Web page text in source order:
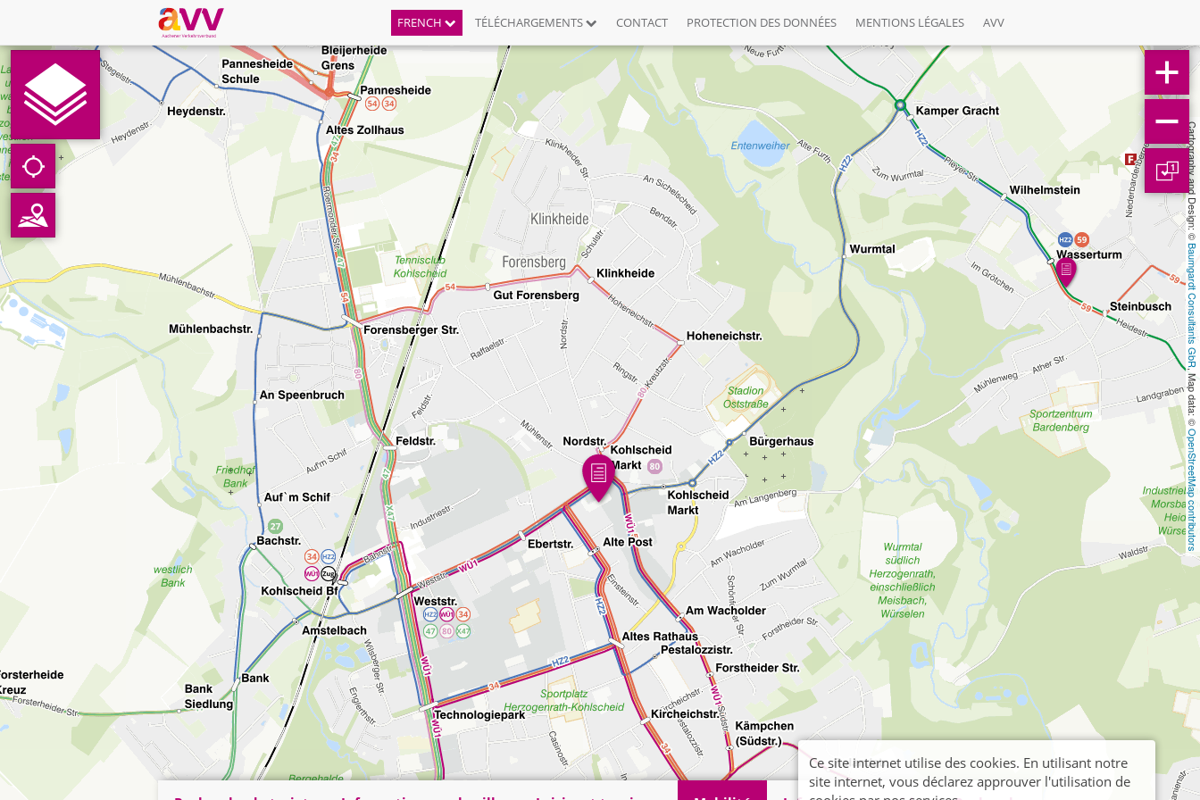
FRENCH TÉLÉCHARGEMENTS CONTACT PROTECTION DES DONNÉES MENTIONS LÉGALES AVV
Cartography and Design: ©
Baumgardt Consultants GbR
, Map data: ©
OpenStreetMap contributors
1
Ce site internet utilise des cookies. En utilisant notre
site internet, vous déclarez approuver l'utilisation de